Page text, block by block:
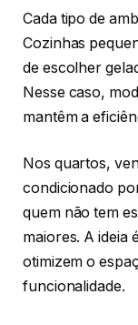
Cada tipo de
Cozinhas
de escolher
Nesse caso,
mantêm a
Nos quartos,
condicionado
quem não tem
maiores. A ideia
otimizem o
funcionalidade.